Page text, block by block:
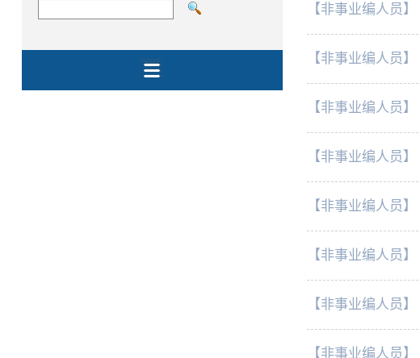
【非事业编人员】
【非事业编人员】
【非事业编人员】
【非事业编人员】
【非事业编人员】
【非事业编人员】
【非事业编人员】
【非事业编人员】